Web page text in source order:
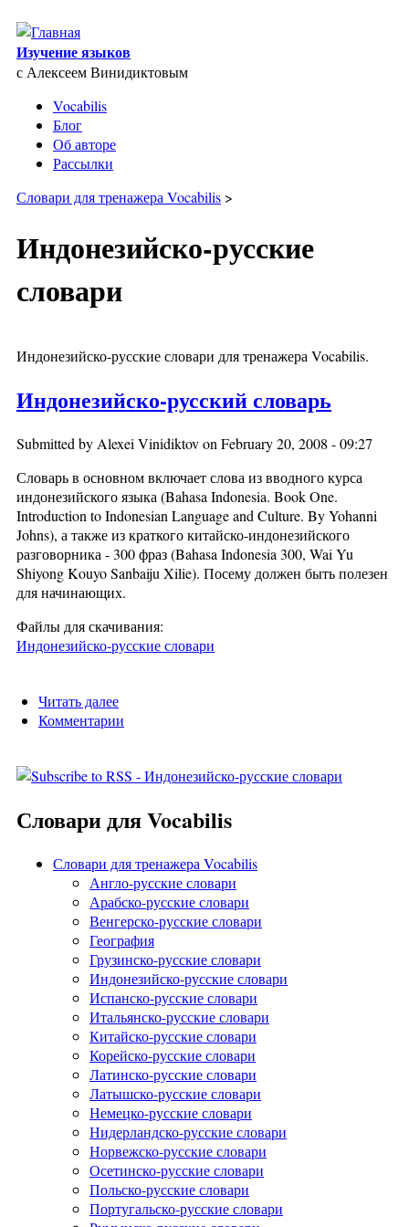
Skip to main content
Изучение языков
с Алексеем Винидиктовым
Vocabilis
Блог
Об авторе
Рассылки
Словари для тренажера Vocabilis >
Индонезийско-русские
словари
Индонезийско-русские словари для тренажера Vocabilis.
Индонезийско-русский словарь
Submitted by Alexei Vinidiktovon February 20, 2008 - 09:27
Словарь в основном включает слова из вводного курса
индонезийского языка (Bahasa Indonesia. Book One.
Introduction to Indonesian Language and Culture. By Yohanni
Johns), а также из краткого китайско-индонезийского
разговорника - 300 фраз (Bahasa Indonesia 300, Wai Yu
Shiyong Kouyo Sanbaiju Xilie). Посему должен быть полезен
для начинающих.
Файлы для скачивания:
Индонезийско-русские словари
Читать далее
Комментарии
Словари для Vocabilis
Словари для тренажера Vocabilis
Англо-русские словари
Арабско-русские словари
Венгерско-русские словари
География
Грузинско-русские словари
Индонезийско-русские словари
Испанско-русские словари
Итальянско-русские словари
Китайско-русские словари
Корейско-русские словари
Латинско-русские словари
Латышско-русские словари
Немецко-русские словари
Нидерландско-русские словари
Норвежско-русские словари
Осетинско-русские словари
Польско-русские словари
Португальско-русские словари